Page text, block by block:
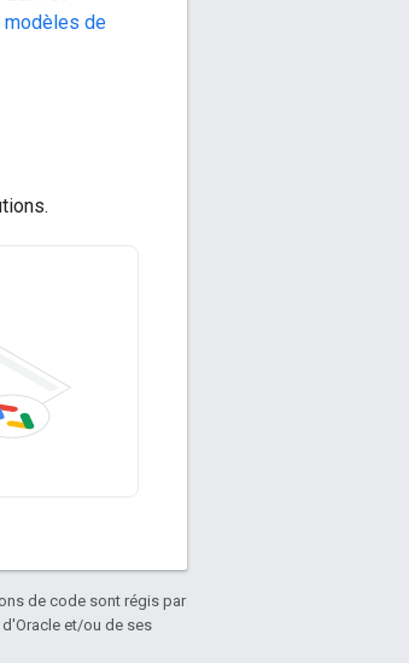
de
de code sont régis par
d'Oracle et/ou de ses